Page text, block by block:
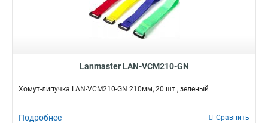
Lanmaster LAN-VCM210-GN
Хомут-липучка LAN-VCM210-GN 210мм, 20 шт., зеленый
Подробнее Сравнить